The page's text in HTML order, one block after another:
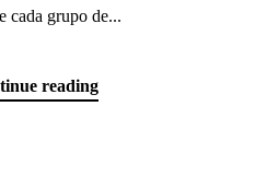
cada grupo de...
reading